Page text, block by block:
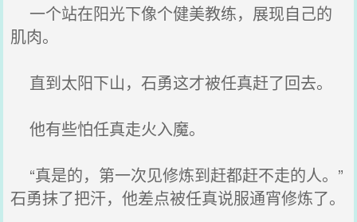
一个站在阳光下像个健美教练，展现自己的
肌肉。
直到太阳下山，石勇这才被任真赶了回去。
他有些怕任真走火入魔。
“真是的，第一次见修炼到赶都赶不走的人。”
石勇抹了把汗，他差点被任真说服通宵修炼了。